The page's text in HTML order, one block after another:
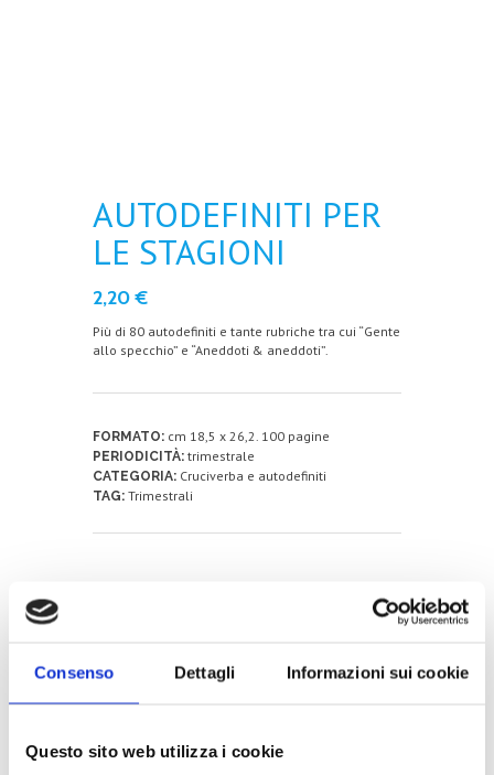
Consenso Dettagli Informazioni sui cookie
Questo sito web utilizza i cookie
AUTODEFINITI PER
LE STAGIONI
2,20€
Più di 80 autodefiniti e tante rubriche tra cui “Gente
allo specchio” e “Aneddoti & aneddoti”.
FORMATO: cm 18,5 x 26,2. 100 pagine
PERIODICITÀ: trimestrale
CATEGORIA: Cruciverba e autodefiniti
TAG: Trimestrali
Prodotti correlati